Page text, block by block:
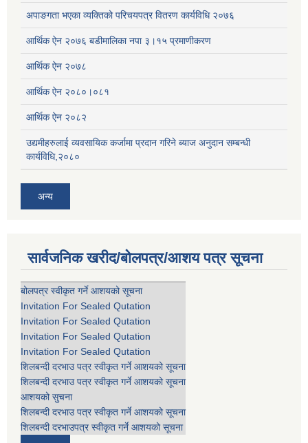
अपाङगता भएका व्यक्तिको परिचयपत्र वितरण कार्यविधि २०७६
आर्थिक ऐन २०७६ बडीमालिका नपा ३।१५ प्रमाणीकरण
आर्थिक ऐन २०७८
आर्थिक ऐन २०८०।०८१
आर्थिक ऐन २०८२
उद्यमीहरुलाई व्यवसायिक कर्जामा प्रदान गरिने ब्याज अनुदान सम्बन्धी
कार्यविधि,२०८०
अन्य
सार्वजनिक खरीद/बोलपत्र/आशय पत्र सूचना
बोलपत्र स्वीकृत गर्ने आशयको सूचना
Invitation For Sealed Qutation
Invitation For Sealed Qutation
Invitation For Sealed Qutation
Invitation For Sealed Qutation
शिलबन्दी दरभाउ पत्र स्वीकृत गर्ने आशयको सूचना
शिलबन्दी दरभाउ पत्र स्वीकृत गर्ने आशयको सूचना
आशयको सुचना
शिलबन्दी दरभाउ पत्र स्वीकृत गर्ने आशयको सूचना
शिलबन्दी दरभाउपत्र स्वीकृत गर्ने आशयको सूचना